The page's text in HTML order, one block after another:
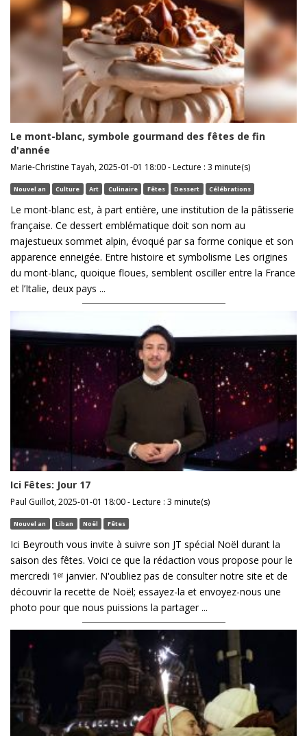
Le mont-blanc, symbole gourmand des fêtes de fin
d'année
Marie-Christine Tayah, 2025-01-01 18:00 - Lecture : 3 minute(s)
Nouvel an Culture Art Culinaire Fêtes Dessert Célébrations
Le mont-blanc est, à part entière, une institution de la pâtisserie
française. Ce dessert emblématique doit son nom au
majestueux sommet alpin, évoqué par sa forme conique et son
apparence enneigée. Entre histoire et symbolisme Les origines
du mont-blanc, quoique floues, semblent osciller entre la France
et l’Italie, deux pays ...
Ici Fêtes: Jour 17
Paul Guillot, 2025-01-01 18:00 - Lecture : 3 minute(s)
Nouvel an Liban Noël Fêtes
Ici Beyrouth vous invite à suivre son JT spécial Noël durant la
saison des fêtes. Voici ce que la rédaction vous propose pour le
mercredi 1ᵉʳ janvier. N'oubliez pas de consulter notre site et de
découvrir la recette de Noël; essayez-la et envoyez-nous une
photo pour que nous puissions la partager ...